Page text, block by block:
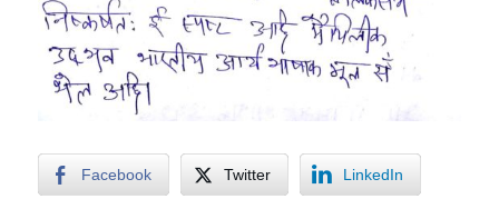
Facebook Twitter LinkedIn